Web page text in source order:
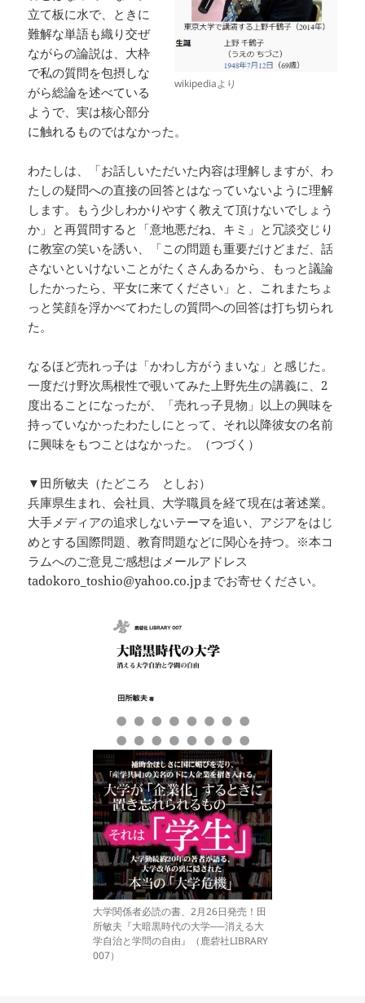
wikipediaより
立て板に水で、ときに
難解な単語も織り交ぜ
ながらの論説は、大枠
で私の質問を包摂しな
がら総論を述べている
ようで、実は核心部分
に触れるものではなかった。
わたしは、「お話しいただいた内容は理解しますが、わ
たしの疑問への直接の回答とはなっていないように理解
します。もう少しわかりやすく教えて頂けないでしょう
か」と再質問すると「意地悪だね、キミ」と冗談交じり
に教室の笑いを誘い、「この問題も重要だけどまだ、話
さないといけないことがたくさんあるから、もっと議論
したかったら、平女に来てください」と、これまたちょ
っと笑顔を浮かべてわたしの質問への回答は打ち切られ
た。
なるほど売れっ子は「かわし方がうまいな」と感じた。
一度だけ野次馬根性で覗いてみた上野先生の講義に、2
度出ることになったが、「売れっ子見物」以上の興味を
持っていなかったわたしにとって、それ以降彼女の名前
に興味をもつことはなかった。（つづく）
▼田所敏夫（たどころ としお）
兵庫県生まれ、会社員、大学職員を経て現在は著述業。
大手メディアの追求しないテーマを追い、アジアをはじ
めとする国際問題、教育問題などに関心を持つ。※本コ
ラムへのご意見ご感想はメールアドレス
tadokoro_toshio@yahoo.co.jpまでお寄せください。
大学関係者必読の書、2月26日発売！田
所敏夫『大暗黒時代の大学──消える大
学自治と学問の自由』（鹿砦社LIBRARY
007）